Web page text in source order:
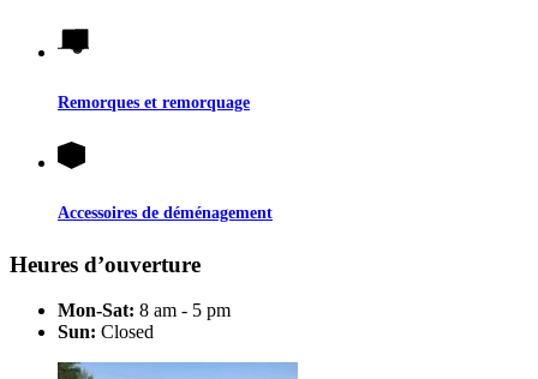
Remorques et remorquage
Accessoires de déménagement
Heures d’ouverture
Mon-Sat: 8 am - 5 pm
Sun: Closed